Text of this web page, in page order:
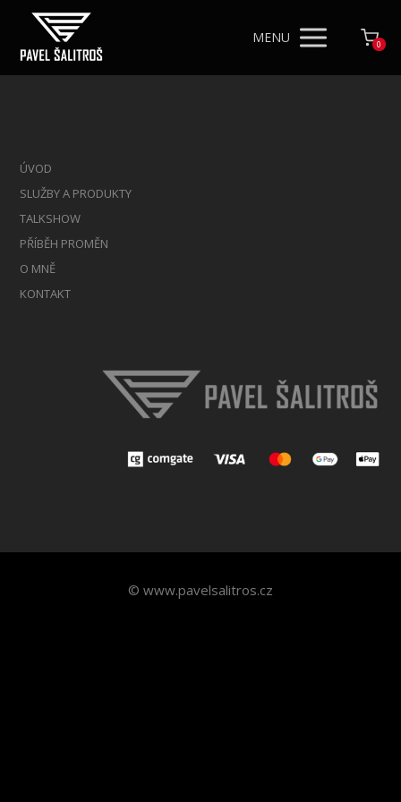
MENU 0
ÚVOD
SLUŽBY A PRODUKTY
TALKSHOW
PŘÍBĚH PROMĚN
O MNĚ
KONTAKT
© www.pavelsalitros.cz